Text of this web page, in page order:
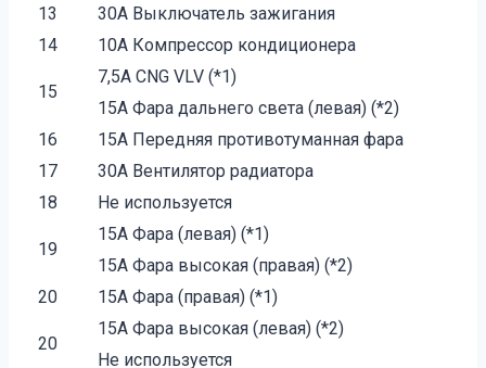
13
30A Выключатель зажигания
14
10A Компрессор кондиционера
15
7,5A CNG VLV (*1)
15A Фара дальнего света (левая) (*2)
16
15A Передняя противотуманная фара
17
30A Вентилятор радиатора
18
Не используется
19
15A Фара (левая) (*1)
15A Фара высокая (правая) (*2)
20
15A Фара (правая) (*1)
20
15A Фара высокая (левая) (*2)
Не используется